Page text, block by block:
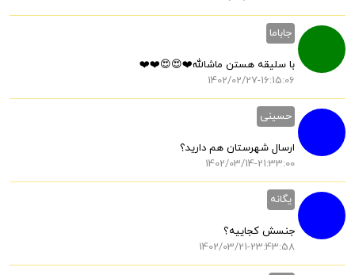
جاباما
با سلیقه هستن ماشالله❤️😍😍❤️❤️
1402/02/27-16:15:06
حسینی
ارسال شهرستان هم دارید؟
1402/03/14-21:33:00
یگانه
جنسش کجاییه؟
1402/03/21-23:43:58